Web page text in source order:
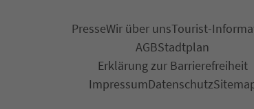
PresseWir über unsTourist-
AGBStadtplan
Erklärung zur Barrierefreiheit
ImpressumDatenschutz